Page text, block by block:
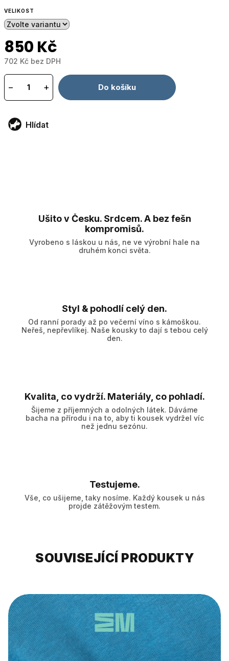
VELIKOST
850 Kč
702 Kč bez DPH
+
− Do košíku
Hlídat
Ušito v Česku. Srdcem. A bez fešn
kompromisů.
Vyrobeno s láskou u nás, ne ve výrobní hale na
druhém konci světa.
Styl & pohodlí celý den.
Od ranní porady až po večerní víno s kámoškou.
Neřeš, nepřevlíkej. Naše kousky to dají s tebou celý
den.
Kvalita, co vydrží. Materiály, co pohladí.
Šijeme z příjemných a odolných látek. Dáváme
bacha na přírodu i na to, aby ti kousek vydržel víc
než jednu sezónu.
Testujeme.
Vše, co ušijeme, taky nosíme. Každý kousek u nás
projde zátěžovým testem.
SOUVISEJÍCÍ PRODUKTY